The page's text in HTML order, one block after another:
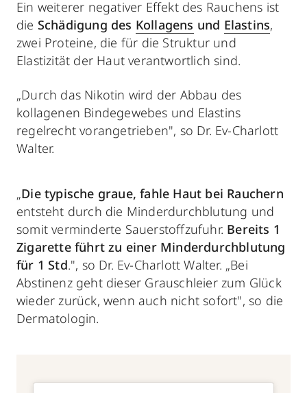
Ein weiterer negativer Effekt des Rauchens ist
die Schädigung des Kollagens und Elastins,
zwei Proteine, die für die Struktur und
Elastizität der Haut verantwortlich sind.
„Durch das Nikotin wird der Abbau des
kollagenen Bindegewebes und Elastins
regelrecht vorangetrieben", so Dr. Ev-Charlott
Walter.
„Die typische graue, fahle Haut bei Rauchern
entsteht durch die Minderdurchblutung und
somit verminderte Sauerstoffzufuhr. Bereits 1
Zigarette führt zu einer Minderdurchblutung
für 1 Std.", so Dr. Ev-Charlott Walter. „Bei
Abstinenz geht dieser Grauschleier zum Glück
wieder zurück, wenn auch nicht sofort", so die
Dermatologin.